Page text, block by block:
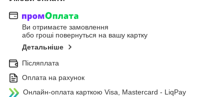
Ви отримаєте замовлення
або гроші повернуться на вашу картку
Детальніше
Післяплата
Оплата на рахунок
Онлайн-оплата карткою Visa, Mastercard - LiqPay